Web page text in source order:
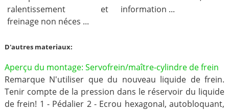
ralentissement et
freinage non néces ...
information ...
D'autres materiaux:
Aperçu du montage: Servofrein/maître-cylindre de frein
Remarque N'utiliser que du nouveau liquide de frein.
Tenir compte de la pression dans le réservoir du liquide
de frein! 1 - Pédalier 2 - Ecrou hexagonal, autobloquant,